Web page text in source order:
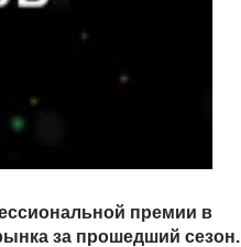
премии в
за прошедший сезон.